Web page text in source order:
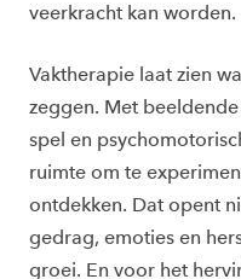
veerkracht kan worden.
Vaktherapie laat zien
zeggen. Met
spel en
ruimte om te
ontdekken. Dat opent
gedrag, emoties en
groei. En voor het